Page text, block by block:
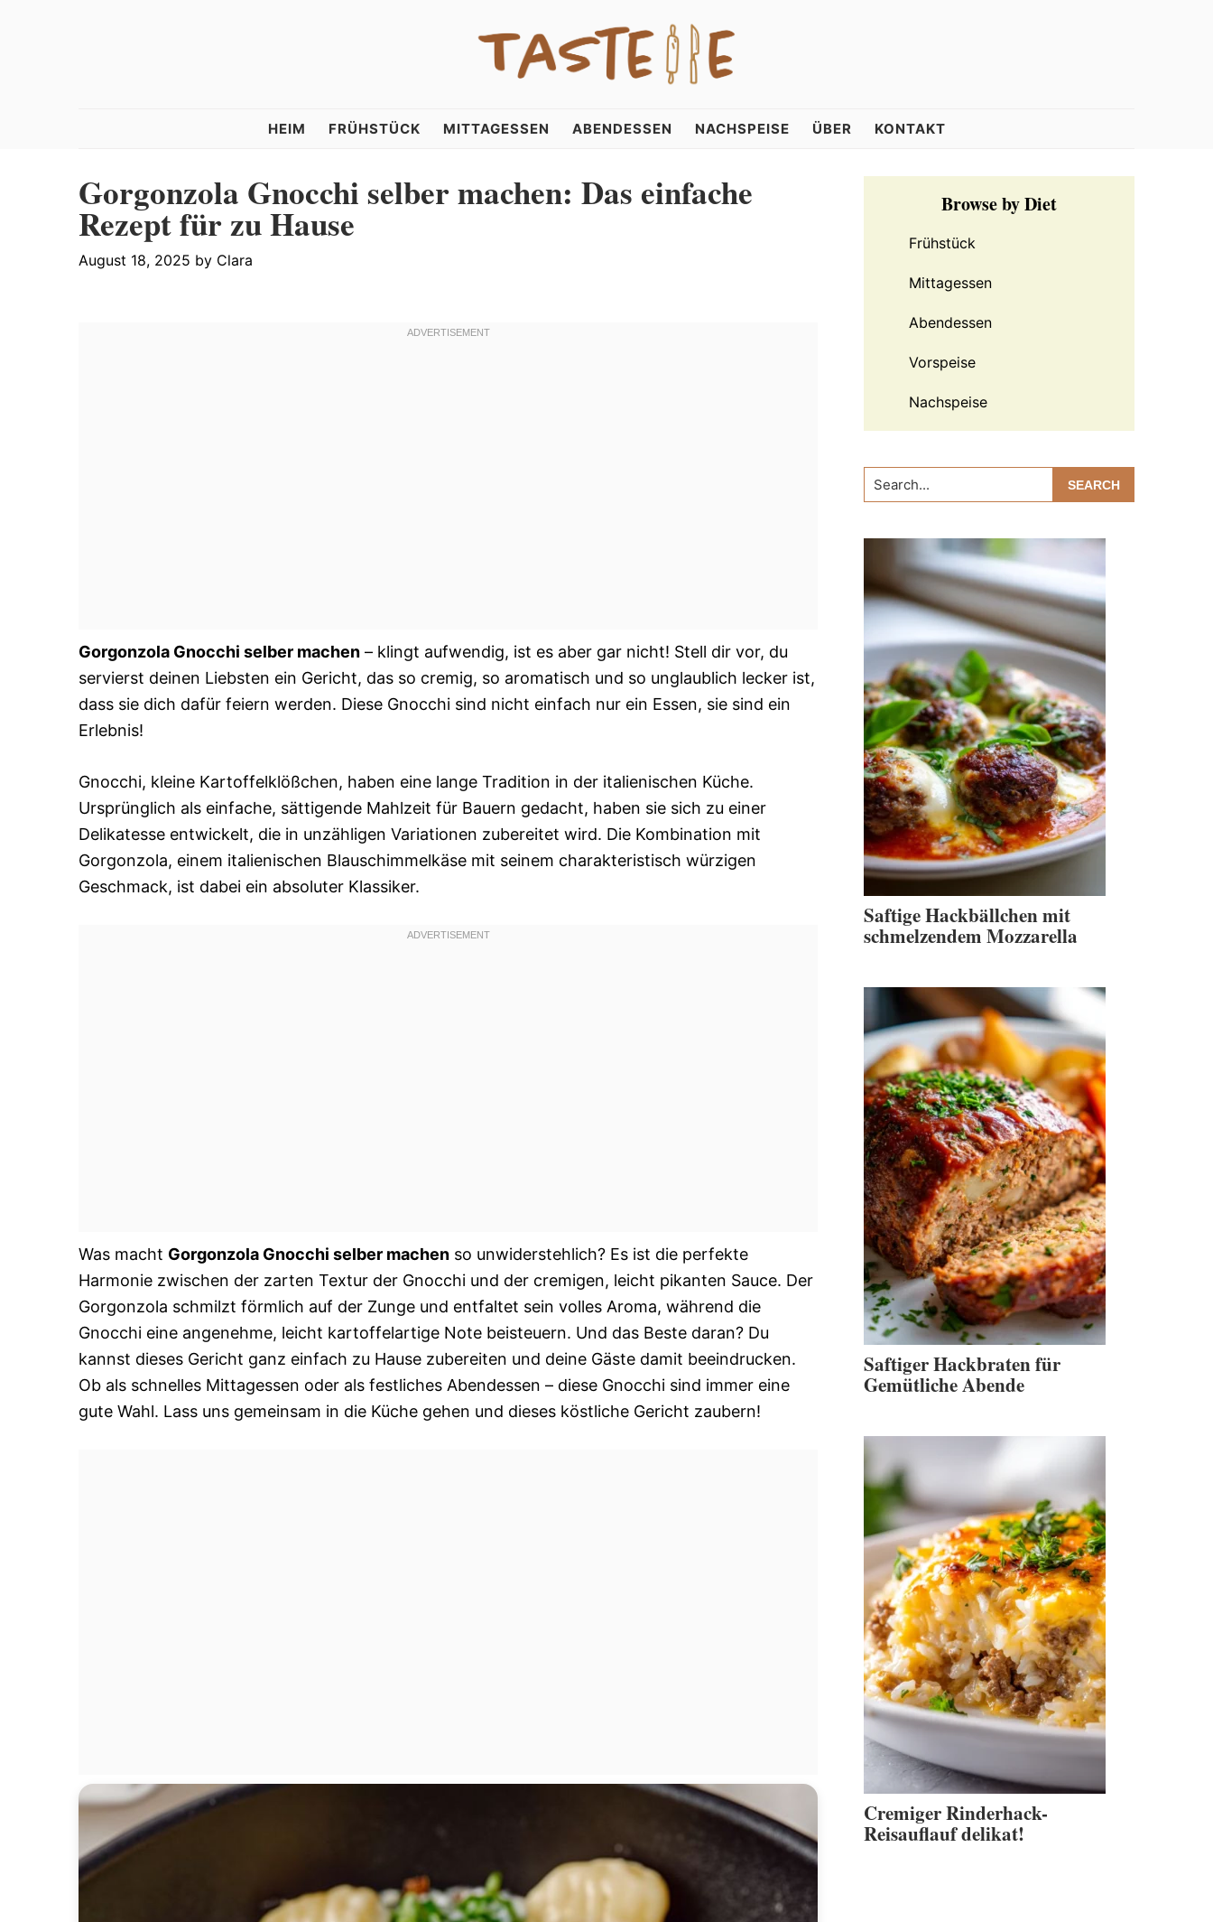
HEIM FRÜHSTÜCK MITTAGESSEN ABENDESSEN NACHSPEISE ÜBER KONTAKT
Gorgonzola Gnocchi selber machen: Das einfache
Rezept für zu Hause
August 18, 2025 by Clara
Gorgonzola Gnocchi selber machen – klingt aufwendig, ist es aber gar nicht! Stell dir vor, du
servierst deinen Liebsten ein Gericht, das so cremig, so aromatisch und so unglaublich lecker ist,
dass sie dich dafür feiern werden. Diese Gnocchi sind nicht einfach nur ein Essen, sie sind ein
Erlebnis!
Gnocchi, kleine Kartoffelklößchen, haben eine lange Tradition in der italienischen Küche.
Ursprünglich als einfache, sättigende Mahlzeit für Bauern gedacht, haben sie sich zu einer
Delikatesse entwickelt, die in unzähligen Variationen zubereitet wird. Die Kombination mit
Gorgonzola, einem italienischen Blauschimmelkäse mit seinem charakteristisch würzigen
Geschmack, ist dabei ein absoluter Klassiker.
Was macht Gorgonzola Gnocchi selber machen so unwiderstehlich? Es ist die perfekte
Harmonie zwischen der zarten Textur der Gnocchi und der cremigen, leicht pikanten Sauce. Der
Gorgonzola schmilzt förmlich auf der Zunge und entfaltet sein volles Aroma, während die
Gnocchi eine angenehme, leicht kartoffelartige Note beisteuern. Und das Beste daran? Du
kannst dieses Gericht ganz einfach zu Hause zubereiten und deine Gäste damit beeindrucken.
Ob als schnelles Mittagessen oder als festliches Abendessen – diese Gnocchi sind immer eine
gute Wahl. Lass uns gemeinsam in die Küche gehen und dieses köstliche Gericht zaubern!
Primary
SidebarBrowse by Diet
Frühstück
Mittagessen
Abendessen
Vorspeise
Nachspeise
Search...
Saftige Hackbällchen mit
schmelzendem Mozzarella
Saftiger Hackbraten für
Gemütliche Abende
Cremiger Rinderhack-
Reisauflauf delikat!